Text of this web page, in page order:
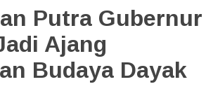
Putra Gubernur
Ajang
Budaya Dayak